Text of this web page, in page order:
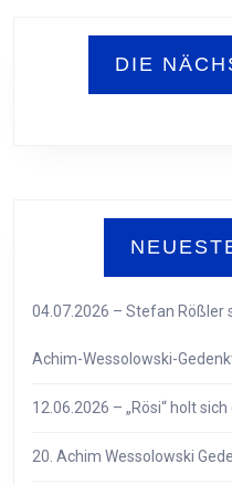
DIE
04.07.2026 – Stefan Rößler
Achim-Wessolowski-
12.06.2026 – „Rösi“ holt
20. Achim Wessolowski